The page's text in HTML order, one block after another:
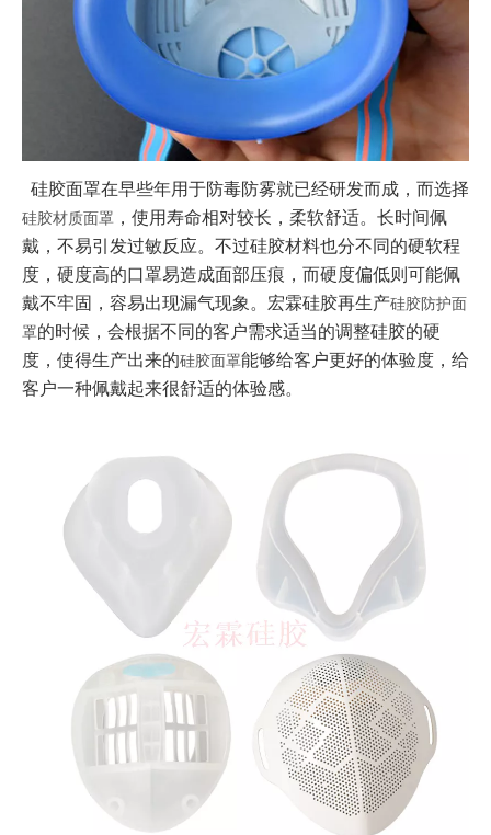
硅胶面罩在早些年用于防毒防雾就已经研发而成，而选择
硅胶材质面罩 ，使用寿命相对较长，柔软舒适。长时间佩
戴，不易引发过敏反应。不过硅胶材料也分不同的硬软程
度，硬度高的口罩易造成面部压痕，而硬度偏低则可能佩
戴不牢固，容易出现漏气现象。 宏霖硅胶再生产硅胶防护面
罩的时候，会根据不同的客户需求适当的调整硅胶的硬
度，使得生产出来的硅胶面罩能够给客户更好的体验度，给
客户一种佩戴起来很舒适的体验感。